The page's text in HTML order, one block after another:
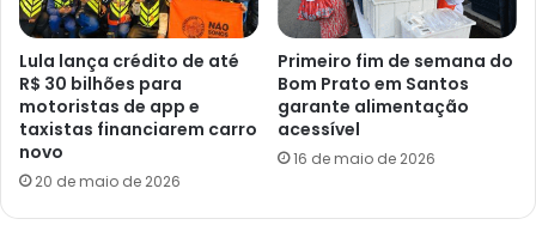
Lula lança crédito de até
R$ 30 bilhões para
motoristas de app e
taxistas financiarem carro
novo
20 de maio de 2026
Primeiro fim de semana do
Bom Prato em Santos
garante alimentação
acessível
16 de maio de 2026